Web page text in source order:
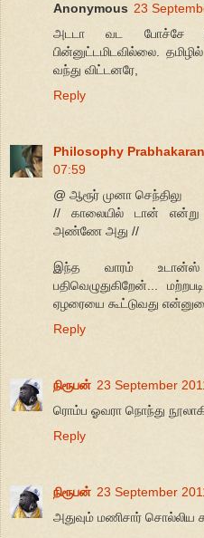
Anonymous 23
அடடா வட போச்சே
பின்னுட்டமிடவில்லை.
வந்து விட்டனரே,
Reply
Philosophy Prabhakaran
07:59
@ ஆரூர் முனா செந்திலு
// காலையில் டான் என்று
அண்ணே அது //
இந்த வாரம் உடான்ஸ்
பதிவெழுதுகிறேன்...
ஏழரையை கூட்டுவது
Reply
நிரூபன் 23 September
ரொம்ப ஓவரா நொந்து
Reply
நிரூபன் 23 September
அதுவும் மணிசார் சொல்லிய